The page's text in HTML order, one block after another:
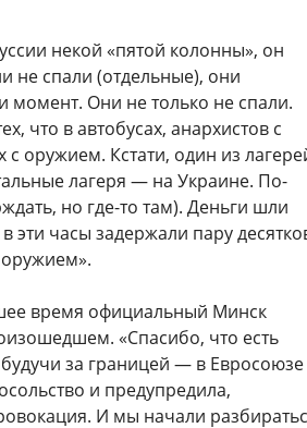
некой «пятой колонны», он
не спали (отдельные), они
момент. Они не только не спали.
что в автобусах, анархистов с
оружием. Кстати, один из
лагеря — на Украине. По-
но где-то там). Деньги шли
часы задержали пару
время официальный Минск
«Спасибо, что есть
за границей — в Евросоюзе
и предупредила,
И мы начали